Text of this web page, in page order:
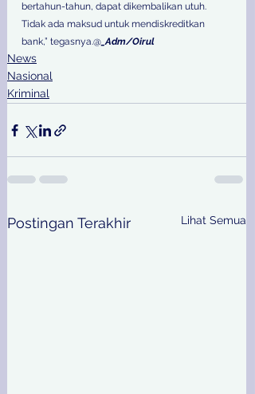
bertahun-tahun, dapat dikembalikan utuh.
Tidak ada maksud untuk mendiskreditkan
bank,” tegasnya.@ _Adm/Oirul
News
Nasional
Kriminal
Postingan Terakhir Lihat Semua